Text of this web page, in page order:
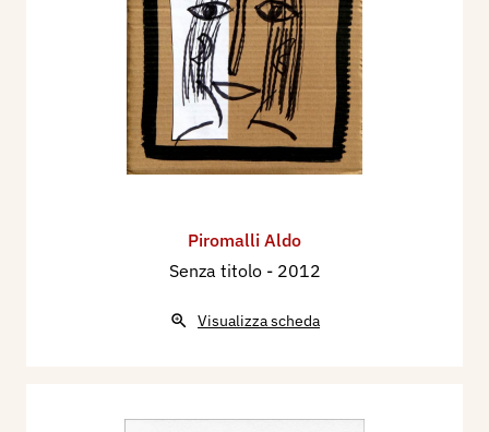
Piromalli Aldo
Senza titolo - 2012
Visualizza scheda